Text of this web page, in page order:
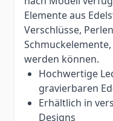
Elemente aus
Verschlüsse,
werden können.
Hochwertige
gravierbaren
Erhältlich in
Designs